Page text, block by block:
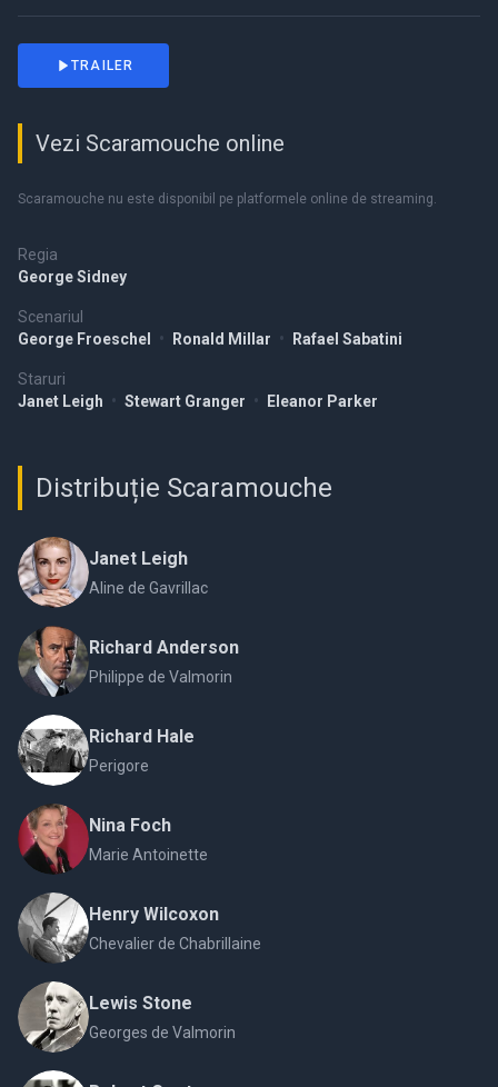
Regia
George Sidney
Scenariul
George Froeschel
• Ronald Millar • Rafael Sabatini
Staruri
Janet Leigh • Stewart Granger • Eleanor Parker
TRAILER
Vezi Scaramouche online
Scaramouche nu este disponibil pe platformele online de streaming.
Distribuție Scaramouche
Janet Leigh
Aline de Gavrillac
Richard Anderson
Philippe de Valmorin
Richard Hale
Perigore
Nina Foch
Marie Antoinette
Henry Wilcoxon
Chevalier de Chabrillaine
Lewis Stone
Georges de Valmorin